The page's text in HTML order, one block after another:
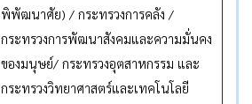
พิพัฒนาศัย) / กระทรวงการคลัง /
กระทรวงการพัฒนาสังคมและความมั่นคง
ของมนุษย์/ กระทรวงอุตสาหกรรม และ
กระทรวงวิทยาศาสตร์และเทคโนโลยี